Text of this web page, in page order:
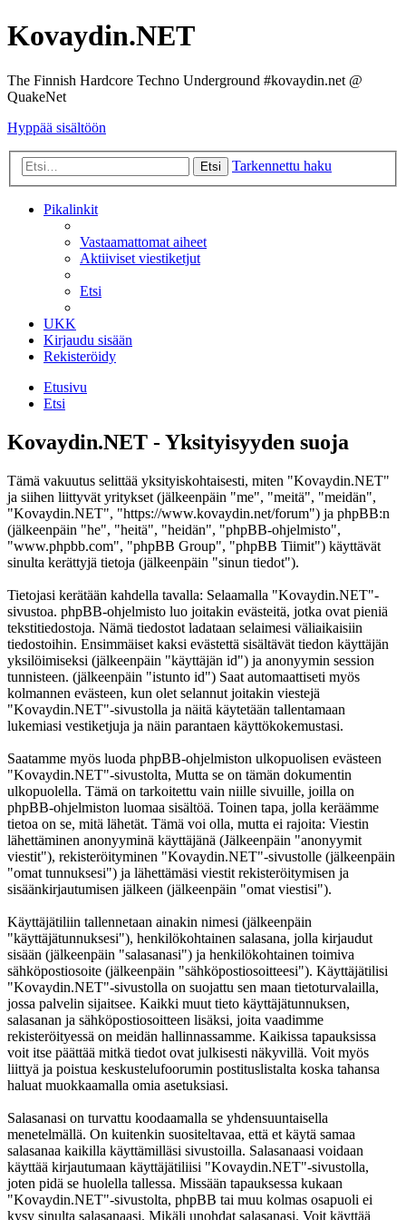
Kovaydin.NET
The Finnish Hardcore Techno Underground #kovaydin.net @
QuakeNet
Hyppää sisältöön
Etsi Tarkennettu haku
Pikalinkit
Vastaamattomat aiheet
Aktiiviset viestiketjut
Etsi
UKK
Kirjaudu sisään
Rekisteröidy
Etusivu
Etsi
Kovaydin.NET - Yksityisyyden suoja
Tämä vakuutus selittää yksityiskohtaisesti, miten "Kovaydin.NET"
ja siihen liittyvät yritykset (jälkeenpäin "me", "meitä", "meidän",
"Kovaydin.NET", "https://www.kovaydin.net/forum") ja phpBB:n
(jälkeenpäin "he", "heitä", "heidän", "phpBB-ohjelmisto",
"www.phpbb.com", "phpBB Group", "phpBB Tiimit") käyttävät
sinulta kerättyjä tietoja (jälkeenpäin "sinun tiedot").
Tietojasi kerätään kahdella tavalla: Selaamalla "Kovaydin.NET"-
sivustoa. phpBB-ohjelmisto luo joitakin evästeitä, jotka ovat pieniä
tekstitiedostoja. Nämä tiedostot ladataan selaimesi väliaikaisiin
tiedostoihin. Ensimmäiset kaksi evästettä sisältävät tiedon käyttäjän
yksilöimiseksi (jälkeenpäin "käyttäjän id") ja anonyymin session
tunnisteen. (jälkeenpäin "istunto id") Saat automaattiseti myös
kolmannen evästeen, kun olet selannut joitakin viestejä
"Kovaydin.NET"-sivustolla ja näitä käytetään tallentamaan
lukemiasi vestiketjuja ja näin parantaen käyttökokemustasi.
Saatamme myös luoda phpBB-ohjelmiston ulkopuolisen evästeen
"Kovaydin.NET"-sivustolta, Mutta se on tämän dokumentin
ulkopuolella. Tämä on tarkoitettu vain niille sivuille, joilla on
phpBB-ohjelmiston luomaa sisältöä. Toinen tapa, jolla keräämme
tietoa on se, mitä lähetät. Tämä voi olla, mutta ei rajoita: Viestin
lähettäminen anonyyminä käyttäjänä (Jälkeenpäin "anonyymit
viestit"), rekisteröityminen "Kovaydin.NET"-sivustolle (jälkeenpäin
"omat tunnuksesi") ja lähettämäsi viestit rekisteröitymisen ja
sisäänkirjautumisen jälkeen (jälkeenpäin "omat viestisi").
Käyttäjätiliin tallennetaan ainakin nimesi (jälkeenpäin
"käyttäjätunnuksesi"), henkilökohtainen salasana, jolla kirjaudut
sisään (jälkeenpäin "salasanasi") ja henkilökohtainen toimiva
sähköpostiosoite (jälkeenpäin "sähköpostiosoitteesi"). Käyttäjätilisi
"Kovaydin.NET"-sivustolla on suojattu sen maan tietoturvalailla,
jossa palvelin sijaitsee. Kaikki muut tieto käyttäjätunnuksen,
salasanan ja sähköpostiosoitteen lisäksi, joita vaadimme
rekisteröityessä on meidän hallinnassamme. Kaikissa tapauksissa
voit itse päättää mitkä tiedot ovat julkisesti näkyvillä. Voit myös
liittyä ja poistua keskustelufoorumin postituslistalta koska tahansa
haluat muokkaamalla omia asetuksiasi.
Salasanasi on turvattu koodaamalla se yhdensuuntaisella
menetelmällä. On kuitenkin suositeltavaa, että et käytä samaa
salasanaa kaikilla käyttämilläsi sivustoilla. Salasanaasi voidaan
käyttää kirjautumaan käyttäjätiliisi "Kovaydin.NET"-sivustolla,
joten pidä se huolella tallessa. Missään tapauksessa kukaan
"Kovaydin.NET"-sivustolta, phpBB tai muu kolmas osapuoli ei
kysy sinulta salasanaasi. Mikäli unohdat salasanasi. Voit käyttää